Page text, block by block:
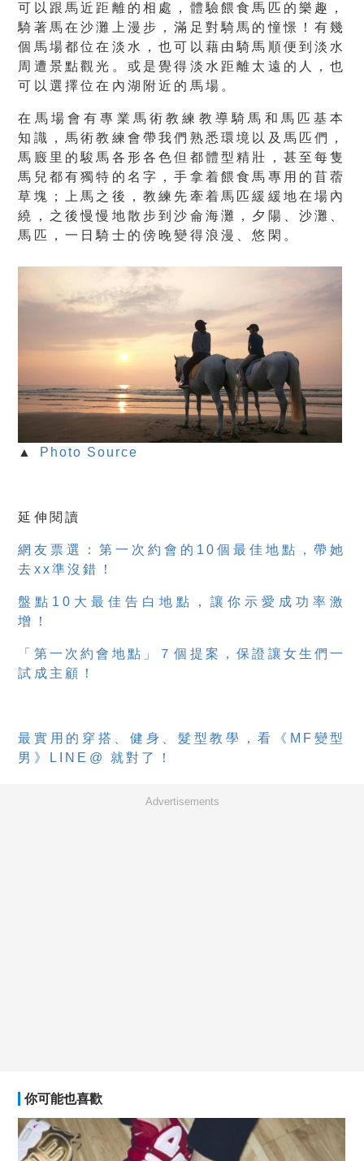
可以跟馬近距離的相處，體驗餵食馬匹的樂趣，
騎著馬在沙灘上漫步，滿足對騎馬的憧憬！有幾
個馬場都位在淡水，也可以藉由騎馬順便到淡水
周遭景點觀光。或是覺得淡水距離太遠的人，也
可以選擇位在內湖附近的馬場。
在馬場會有專業 馬術教練 教導騎馬和馬匹基本
知識，馬術教練會帶我們熟悉環境以及馬匹們，
馬廄里的駿馬各形各色但都體型精壯，甚至每隻
馬兒都有獨特的名字，手拿着餵食馬專用的苜蓿
草塊；上馬之後，教練先牽着馬匹緩緩地在場內
繞，之後慢慢地散步到沙侖海灘，夕陽、沙灘、
馬匹，一日騎士的傍晚變得浪漫、悠閑。
▲ Photo Source
延伸閱讀
網友票選：第一次約會的10個最佳地點，帶她
去xx準沒錯！
盤點10大最佳告白地點，讓你示愛成功率激
增！
「第一次約會地點」７個提案，保證讓女生們一
試成主顧！
最實用的穿搭、健身、髮型教學，看《MF變型
男》LINE@ 就對了！
Advertisements